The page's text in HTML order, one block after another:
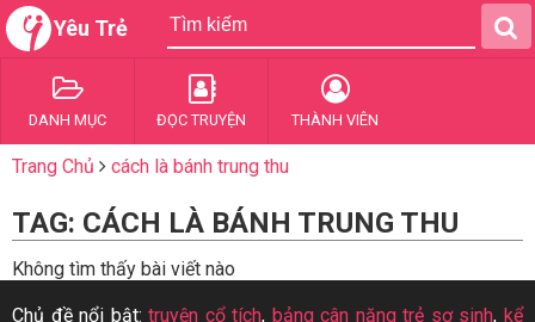
Yêu Trẻ
DANH MỤC ĐỌC TRUYỆN THÀNH VIÊN
Trang Chủ cách là bánh trung thu
TAG: CÁCH LÀ BÁNH TRUNG THU
Không tìm thấy bài viết nào
Chủ đề nổi bật:truyện cổ tích, bảng cân nặng trẻ sơ sinh,kể